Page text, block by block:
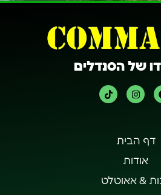
דף הבית
אודות
& אאוטלט
של הסנדלים